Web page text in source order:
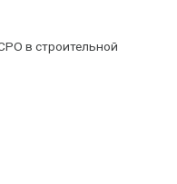
в строительной